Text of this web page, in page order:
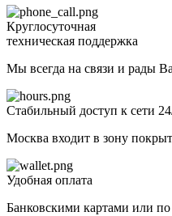
Круглосуточная
техническая поддержка
Мы всегда на связи и рады
Стабильный доступ к сети
Москва входит в зону
Удобная оплата
Банковскими картами или